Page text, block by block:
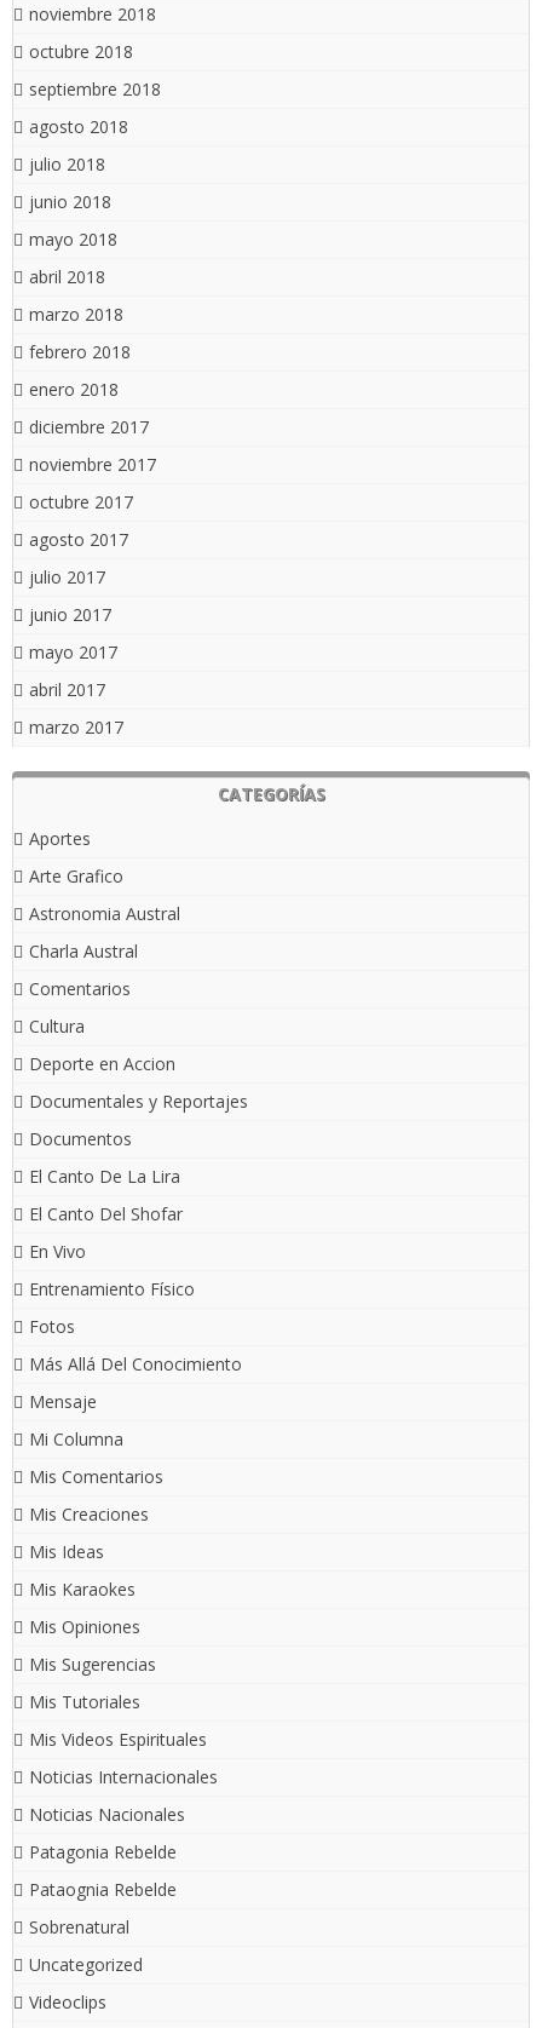
noviembre 2018
octubre 2018
septiembre 2018
agosto 2018
julio 2018
junio 2018
mayo 2018
abril 2018
marzo 2018
febrero 2018
enero 2018
diciembre 2017
noviembre 2017
octubre 2017
agosto 2017
julio 2017
junio 2017
mayo 2017
abril 2017
marzo 2017
CATEGORÍAS
Aportes
Arte Grafico
Astronomia Austral
Charla Austral
Comentarios
Cultura
Deporte en Accion
Documentales y Reportajes
Documentos
El Canto De La Lira
El Canto Del Shofar
En Vivo
Entrenamiento Físico
Fotos
Más Allá Del Conocimiento
Mensaje
Mi Columna
Mis Comentarios
Mis Creaciones
Mis Ideas
Mis Karaokes
Mis Opiniones
Mis Sugerencias
Mis Tutoriales
Mis Videos Espirituales
Noticias Internacionales
Noticias Nacionales
Patagonia Rebelde
Pataognia Rebelde
Sobrenatural
Uncategorized
Videoclips